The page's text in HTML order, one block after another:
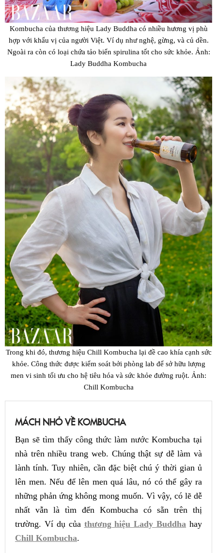
Kombucha của thương hiệu Lady Buddha có nhiều hương vị phù
hợp với khẩu vị của người Việt. Ví dụ như nghệ, gừng, và củ dền.
Ngoài ra còn có loại chứa tảo biển spirulina tốt cho sức khỏe. Ảnh:
Lady Buddha Kombucha
Trong khi đó, thương hiệu Chill Kombucha lại đề cao khía cạnh sức
khỏe. Công thức được kiểm soát bởi phòng lab để sở hữu lượng
men vi sinh tối ưu cho hệ tiêu hóa và sức khỏe đường ruột. Ảnh:
Chill Kombucha
MÁCH NHỎ VỀ KOMBUCHA
Bạn sẽ tìm thấy công thức làm nước Kombucha tại
nhà trên nhiều trang web. Chúng thật sự dễ làm và
lành tính. Tuy nhiên, cần đặc biệt chú ý thời gian ủ
lên men. Nếu để lên men quá lâu, nó có thể gây ra
những phản ứng không mong muốn. Vì vậy, có lẽ dễ
nhất vẫn là tìm đến Kombucha có sẵn trên thị
trường. Ví dụ của thương hiệu Lady Buddha hay
Chill Kombucha.